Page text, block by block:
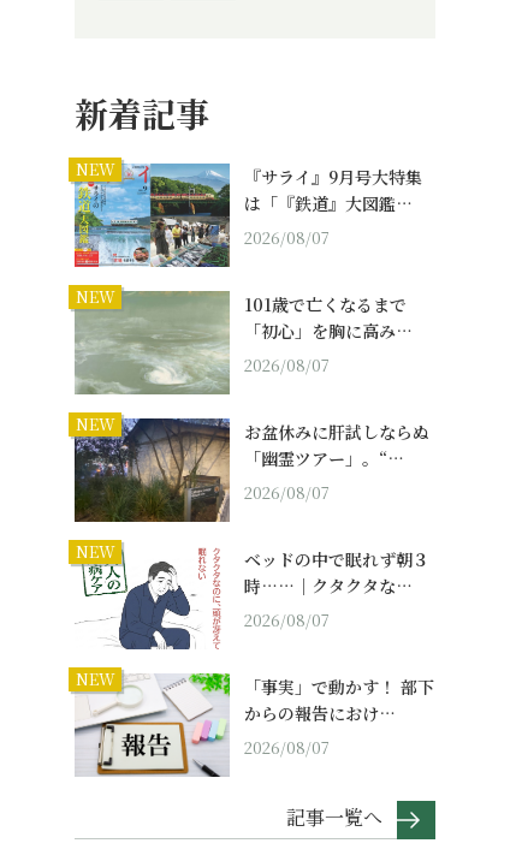
新着記事
NEW
『サライ』9月号大特集
は「『鉄道』大図鑑…
2026/08/07
NEW
101歳で亡くなるまで
「初心」を胸に高み…
2026/08/07
NEW
お盆休みに肝試しならぬ
「幽霊ツアー」。“…
2026/08/07
NEW
ベッドの中で眠れず朝３
時……｜クタクタな…
2026/08/07
NEW
「事実」で動かす！ 部下
からの報告におけ…
2026/08/07
記事一覧へ